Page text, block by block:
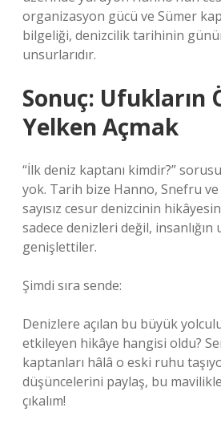
organizasyon gücü ve Sümer
bilgeliği, denizcilik tarihinin
unsurlarıdır.
Sonuç: Ufukların
Yelken Açmak
“İlk deniz kaptanı kimdir?”
yok. Tarih bize Hanno, Snefru
sayısız cesur denizcinin
sadece denizleri değil, insanlığın
genişlettiler.
Şimdi sıra sende:
Denizlere açılan bu büyük
etkileyen hikâye hangisi oldu?
kaptanları hâlâ o eski ruhu
düşüncelerini paylaş, bu
çıkalım!